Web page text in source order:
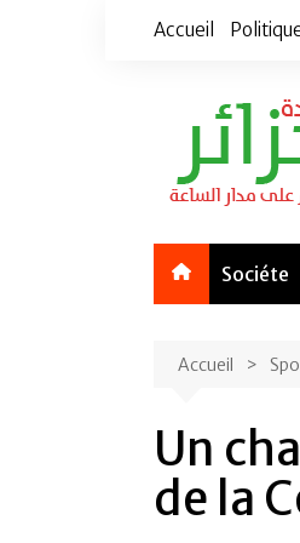
Accueil
Sociéte
Accueil
Un
de la